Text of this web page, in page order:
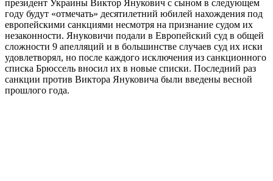
президент Украины Виктор Янукович с сыном в следующем
году будут «отмечать» десятилетний юбилей нахождения под
европейскими санкциями несмотря на признание судом их
незаконности. Януковичи подали в Европейский суд в общей
сложности 9 апелляций и в большинстве случаев суд их иски
удовлетворял, но после каждого исключения из санкционного
списка Брюссель вносил их в новые списки. Последний раз
санкции против Виктора Януковича были введены весной
прошлого года.